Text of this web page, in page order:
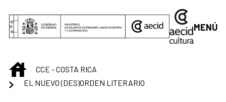
MENÚ
INICIO
CCE - COSTA RICA
EL NUEVO (DES)ORDEN LITERARIO